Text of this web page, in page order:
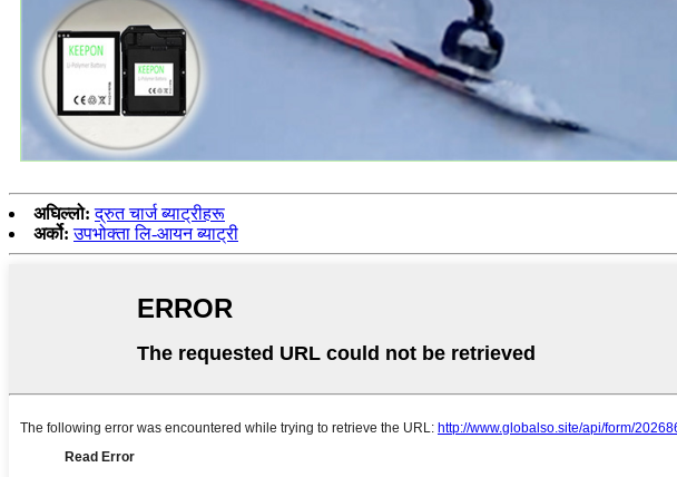
अघिल्लो: द्रुत चार्ज ब्याट्रीहरू
अर्को: उपभोक्ता लि-आयन ब्याट्री